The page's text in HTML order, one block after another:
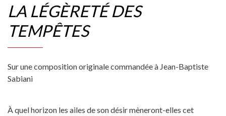
LA LÉGÈRETÉ DES
TEMPÊTES
Sur une composition originale commandée à Jean-Baptiste
Sabiani
À quel horizon les ailes de son désir mèneront-elles cet